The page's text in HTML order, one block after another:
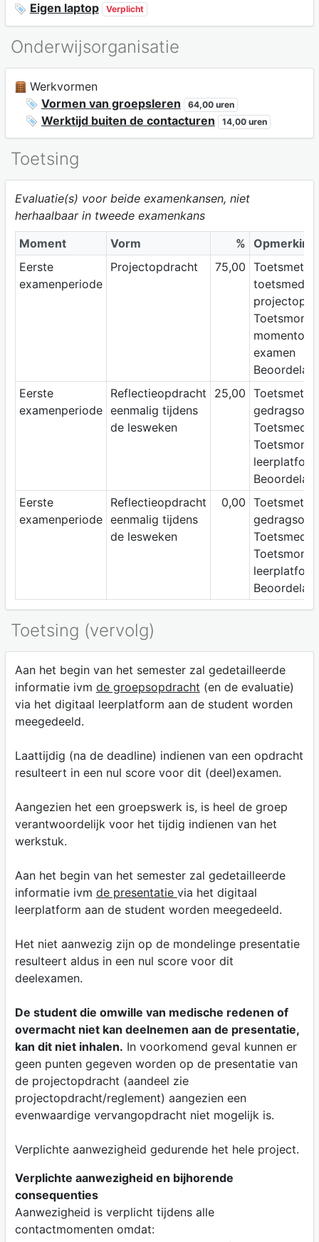
Eigen laptop Verplicht
Onderwijsorganisatie
Werkvormen
Vormen van groepsleren
64,00 uren
Werktijd buiten de contacturen 14,00 uren
Toetsing
Evaluatie(s) voor beide examenkansen, niet
herhaalbaar in tweede examenkans
Moment
Vorm % Opmerking
Eerste
examenperiode
Projectopdracht 75,00
examen
Eerste
examenperiode
Reflectieopdracht
eenmalig tijdens
de lesweken
25,00
leerplatform
Eerste
examenperiode
Reflectieopdracht
eenmalig tijdens
de lesweken
0,00
leerplatform
Toetsing (vervolg)
Aan het begin van het semester zal gedetailleerde
informatie ivm de groepsopdracht (en de evaluatie)
via het digitaal leerplatform aan de student worden
meegedeeld.
Laattijdig (na de deadline) indienen van een opdracht
resulteert in een nul score voor dit (deel)examen.
Aangezien het een groepswerk is, is heel de groep
verantwoordelijk voor het tijdig indienen van het
werkstuk.
Aan het begin van het semester zal gedetailleerde
informatie ivm de presentatie via het digitaal
leerplatform aan de student worden meegedeeld.
Het niet aanwezig zijn op de mondelinge presentatie
resulteert aldus in een nul score voor dit
deelexamen.
De student die omwille van medische redenen of
overmacht niet kan deelnemen aan de presentatie,
kan dit niet inhalen. In voorkomend geval kunnen er
geen punten gegeven worden op de presentatie van
de projectopdracht (aandeel zie
projectopdracht/reglement) aangezien een
evenwaardige vervangopdracht niet mogelijk is.
Verplichte aanwezigheid gedurende het hele project.
Verplichte aanwezigheid en bijhorende
consequenties
Aanwezigheid is verplicht tijdens alle
contactmomenten omdat: